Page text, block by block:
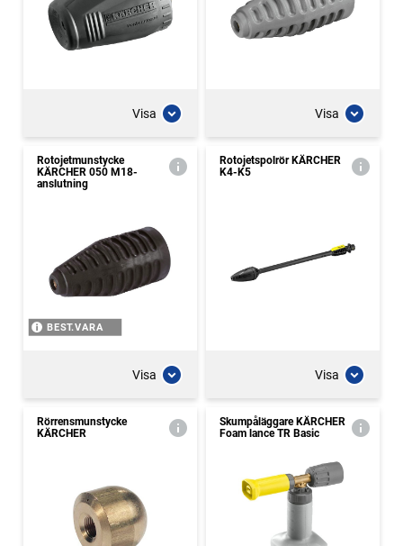
Visa Visa
Rotojetmunstycke
KÄRCHER 050 M18-
anslutning
BEST.VARA
Visa
Rotojetspolrör KÄRCHER
K4-K5
Visa
Rörrensmunstycke
KÄRCHER
Skumpåläggare KÄRCHER
Foam lance TR Basic